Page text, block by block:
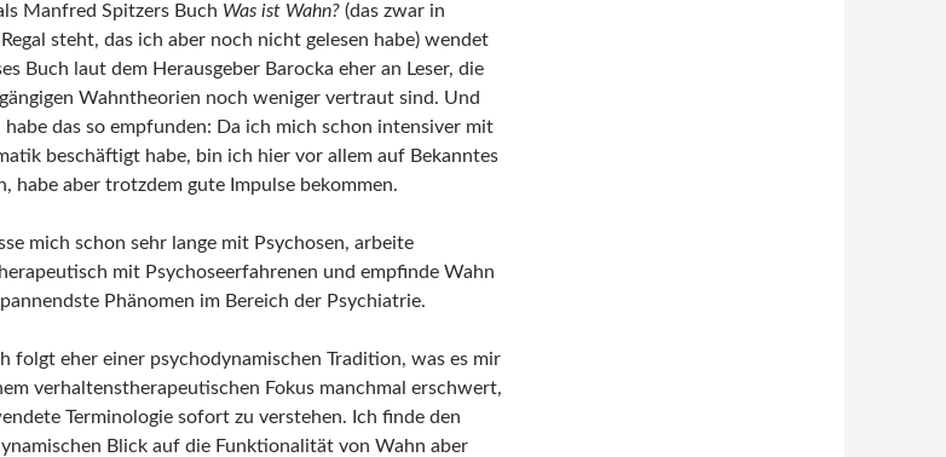
Manfred Spitzers Buch Was ist Wahn? (das zwar in
steht, das ich aber noch nicht gelesen habe) wendet
Buch laut dem Herausgeber Barocka eher an Leser, die
Wahntheorien noch weniger vertraut sind. Und
habe das so empfunden: Da ich mich schon intensiver mit
beschäftigt habe, bin ich hier vor allem auf Bekanntes
habe aber trotzdem gute Impulse bekommen.
mich schon sehr lange mit Psychosen, arbeite
mit Psychoseerfahrenen und empfinde Wahn
Phänomen im Bereich der Psychiatrie.
folgt eher einer psychodynamischen Tradition, was es mir
verhaltenstherapeutischen Fokus manchmal erschwert,
Terminologie sofort zu verstehen. Ich finde den
Blick auf die Funktionalität von Wahn aber